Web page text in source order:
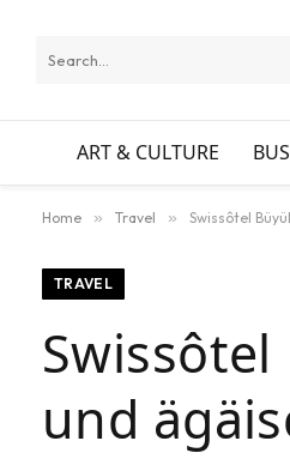
ART & CULTURE
Home » Travel » Swissôtel
TRAVEL
und